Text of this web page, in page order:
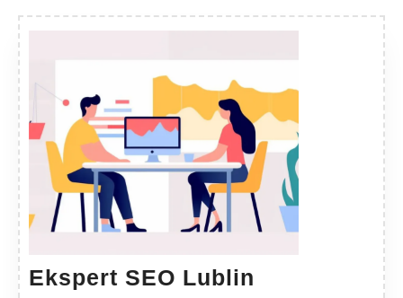
Ekspert SEO Lublin